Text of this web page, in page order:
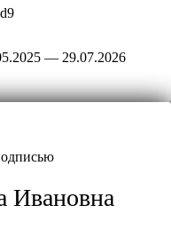
— 29.07.2026
Ивановна